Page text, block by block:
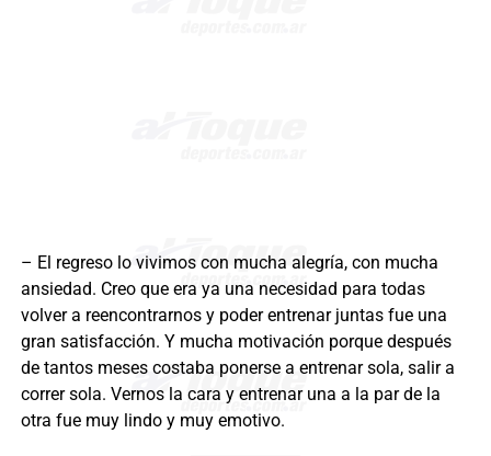
– El regreso lo vivimos con mucha alegría, con mucha
ansiedad. Creo que era ya una necesidad para todas
volver a reencontrarnos y poder entrenar juntas fue una
gran satisfacción. Y mucha motivación porque después
de tantos meses costaba ponerse a entrenar sola, salir a
correr sola. Vernos la cara y entrenar una a la par de la
otra fue muy lindo y muy emotivo.